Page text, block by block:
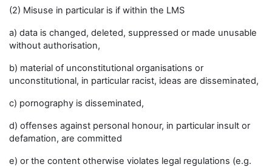
(2) Misuse in particular is if within the LMS
a) data is changed, deleted, suppressed or made unusable
without authorisation,
b) material of unconstitutional organisations or
unconstitutional, in particular racist, ideas are disseminated,
c) pornography is disseminated,
d) offenses against personal honour, in particular insult or
defamation, are committed
e) or the content otherwise violates legal regulations (e.g.